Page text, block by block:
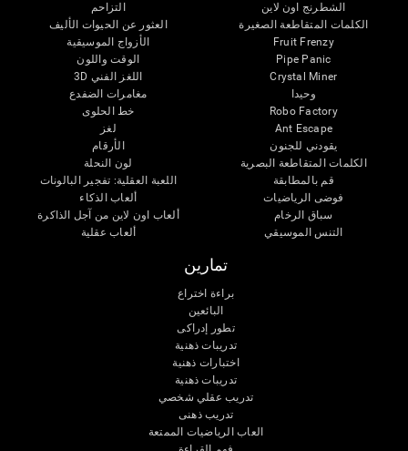
الشطرنج اون لاين
الكلمات المتقاطعة الصغيرة
Fruit Frenzy
Pipe Panic
Crystal Miner
وحيدا
Robo Factory
Ant Escape
يقودني للجنون
الكلمات المتقاطعة البصرية
قم بالمطابقة
فوضى الرياضيات
سباق الرخام
التنس الموسيقي
التزاحم
العثور عن الحيوات الأليف
الأزواج الموسيقية
الوقت واللون
اللغز الفني 3D
مغامرات الضفدع
خط الحلوى
لغز
الأرقام
لون النحلة
اللعبة العقلية: تفجير البالونات
ألعاب الذكاء
ألعاب اون لاين من آجل الذاكرة
ألعاب عقلية
تمارين
براءة اختراع
البائعين
تطور إدراكى
تدريبات ذهنية
اختبارات ذهنية
تدريبات ذهنية
تدريب عقلي شخصي
تدريب ذهنى
العاب الرياضيات الممتعة